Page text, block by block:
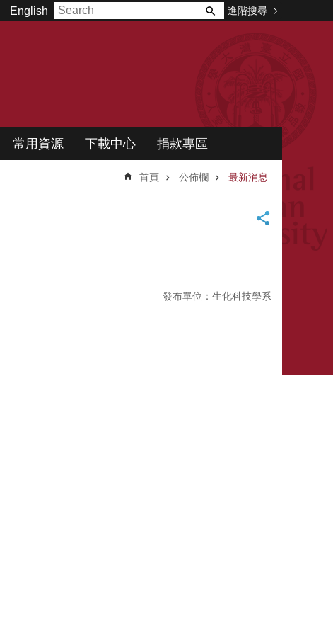
English 進階搜尋
常用資源 下載中心 捐款專區
首頁 公佈欄 最新消息
發布單位：生化科技學系